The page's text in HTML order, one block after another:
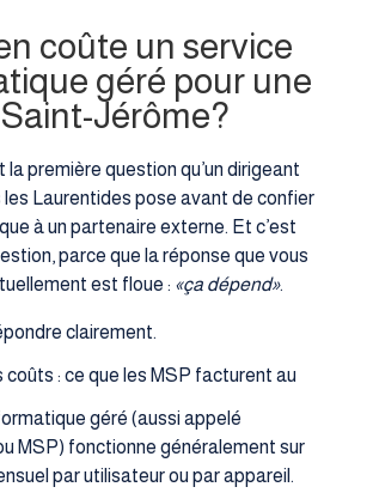
coûte un service
géré pour une
Jérôme?
la première question qu’un dirigeant
les Laurentides pose avant de confier
à un partenaire externe. Et c’est
parce que la réponse que vous
est floue : «ça dépend».
clairement.
coûts : ce que les MSP facturent au
géré (aussi appelé
MSP) fonctionne généralement sur
par utilisateur ou par appareil.